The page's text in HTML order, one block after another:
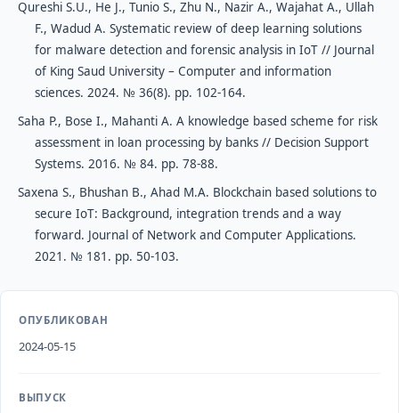
Qureshi S.U., He J., Tunio S., Zhu N., Nazir A., Wajahat A., Ullah
F., Wadud A. Systematic review of deep learning solutions
for malware detection and forensic analysis in IoT // Journal
of King Saud University – Computer and information
sciences. 2024. № 36(8). рр. 102-164.
Saha P., Bose I., Mahanti A. A knowledge based scheme for risk
assessment in loan processing by banks // Decision Support
Systems. 2016. № 84. рр. 78-88.
Saxena S., Bhushan B., Ahad M.A. Blockchain based solutions to
secure IoT: Background, integration trends and a way
forward. Journal of Network and Computer Applications.
2021. № 181. рр. 50-103.
ОПУБЛИКОВАН
2024-05-15
ВЫПУСК